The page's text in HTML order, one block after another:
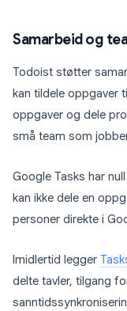
Samarbeid og
Todoist støtter
kan tildele oppgaver
oppgaver og dele
små team som
Google Tasks har
kan ikke dele en
personer direkte i
Imidlertid legger
delte tavler, tilgang